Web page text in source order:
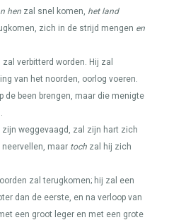
hen zal snel komen, het land
zich in de strijd mengen en
verbitterd worden. Hij zal
van het noorden, oorlog voeren.
de been brengen, maar die menigte
weggevaagd, zal zijn hart zich
maar toch zal hij zich
zal terugkomen; hij zal een
dan de eerste, en na verloop van
een groot leger en met een grote